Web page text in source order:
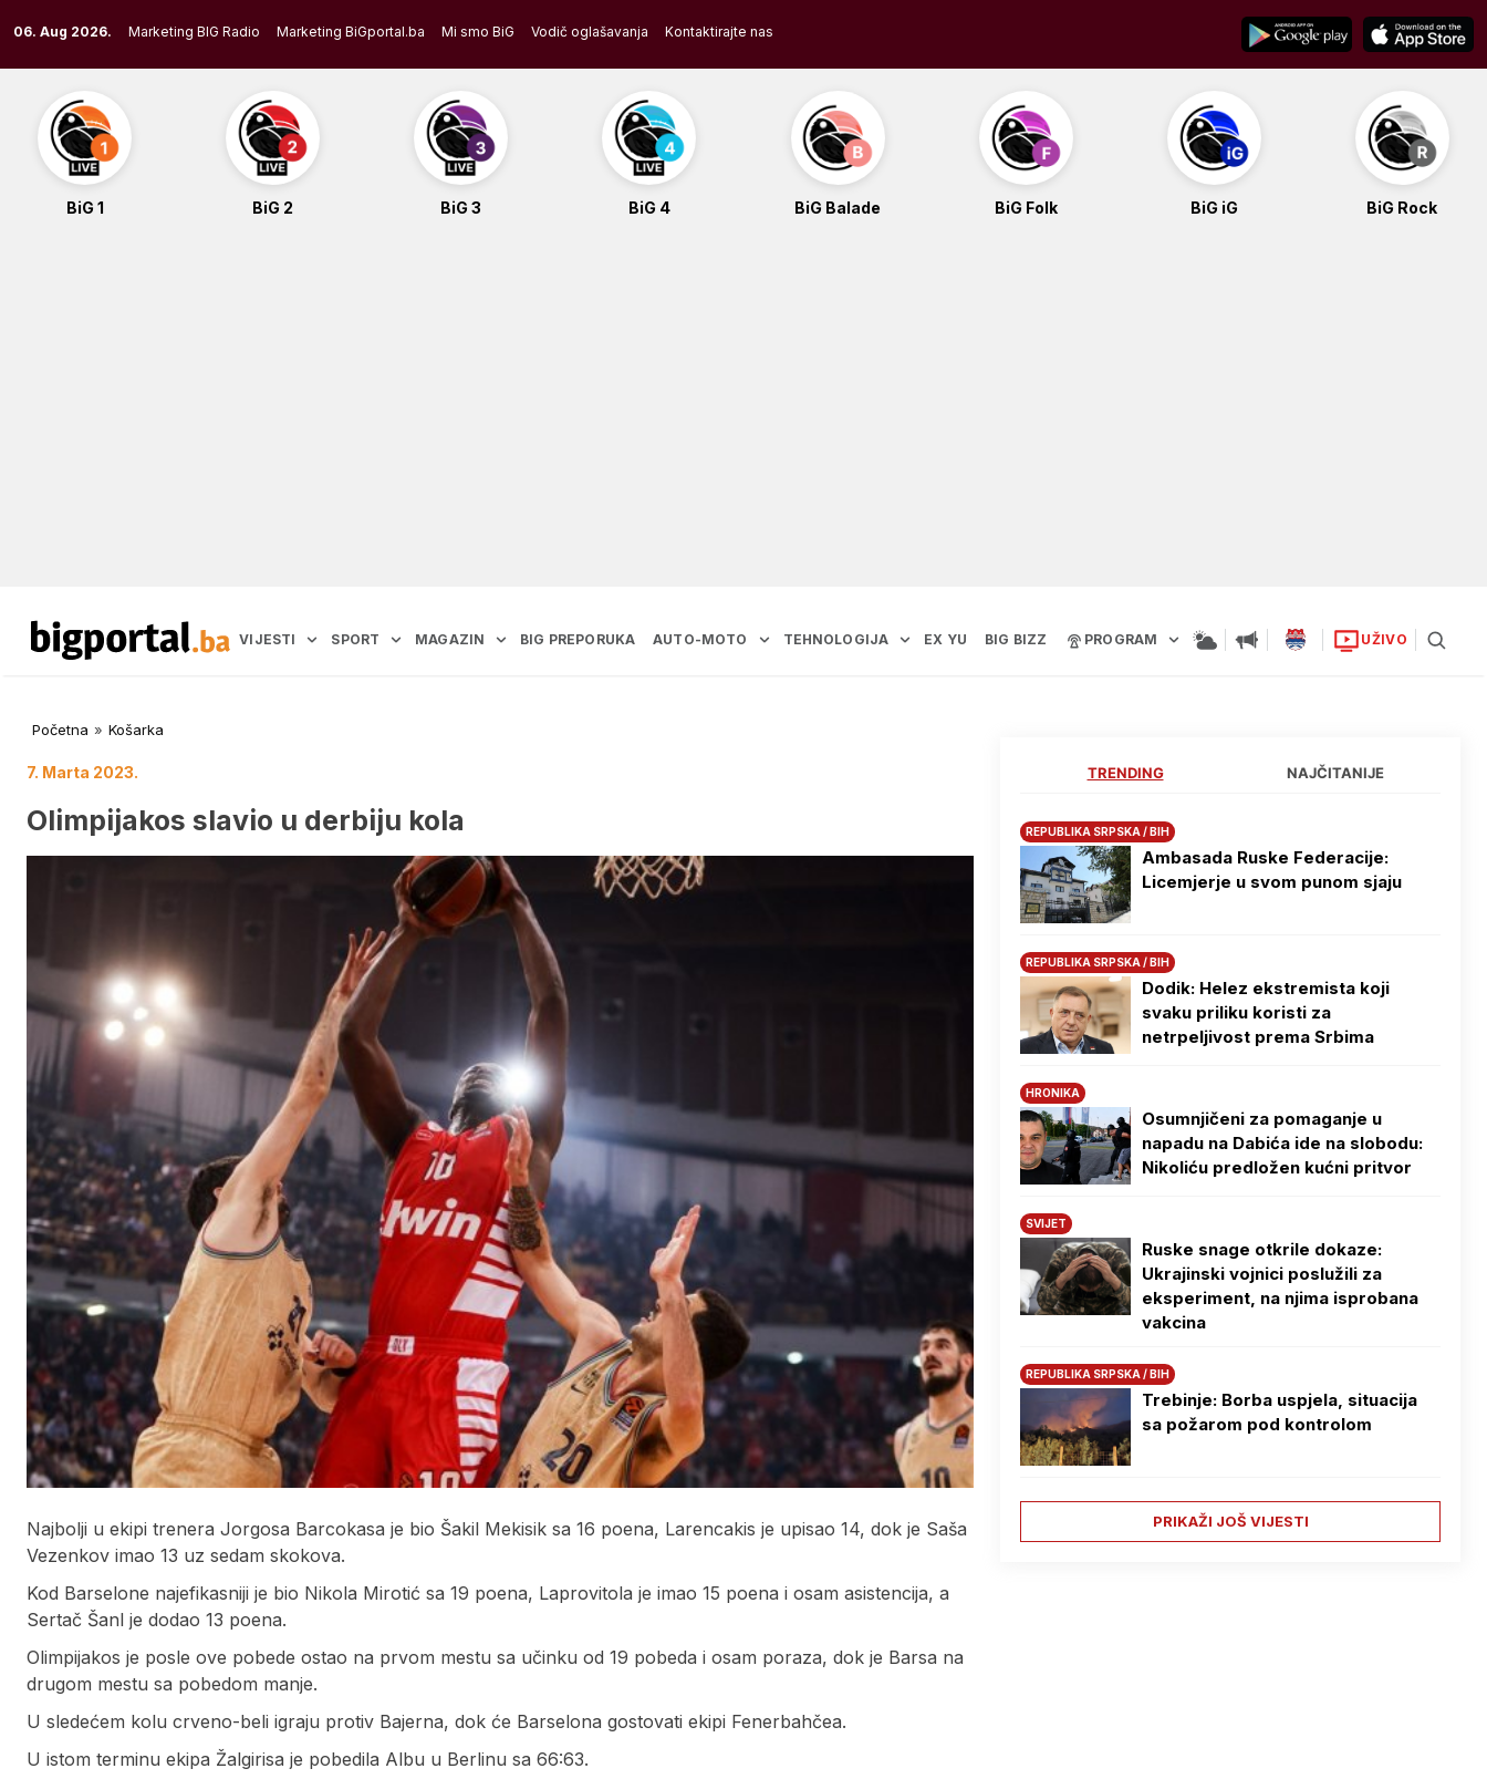
to
content
06. Aug 2026. Marketing BIG Radio Marketing BiGportal.ba Mi smo BiG Vodič oglašavanja Kontaktirajte nas
BiG 1 BiG 2 BiG 3 BiG 4 BiG Balade BiG Folk BiG iG BiG Rock
VIJESTI SPORT MAGAZIN BIG PREPORUKA AUTO-MOTO TEHNOLOGIJA EX YU BIG BIZZ PROGRAM UŽIVO
Početna » Košarka
7. Marta 2023.
Olimpijakos slavio u derbiju kola
Najbolji u ekipi trenera Jorgosa Barcokasa je bio Šakil Mekisik sa 16 poena, Larencakis je upisao 14, dok je Saša
Vezenkov imao 13 uz sedam skokova.
Kod Barselone najefikasniji je bio Nikola Mirotić sa 19 poena, Laprovitola je imao 15 poena i osam asistencija, a
Sertač Šanl je dodao 13 poena.
Olimpijakos je posle ove pobede ostao na prvom mestu sa učinku od 19 pobeda i osam poraza, dok je Barsa na
drugom mestu sa pobedom manje.
U sledećem kolu crveno-beli igraju protiv Bajerna, dok će Barselona gostovati ekipi Fenerbahčea.
U istom terminu ekipa Žalgirisa je pobedila Albu u Berlinu sa 66:63.
TRENDING NAJČITANIJE
REPUBLIKA SRPSKA / BIH
Ambasada Ruske Federacije:
Licemjerje u svom punom sjaju
REPUBLIKA SRPSKA / BIH
Dodik: Helez ekstremista koji
svaku priliku koristi za
netrpeljivost prema Srbima
HRONIKA
Osumnjičeni za pomaganje u
napadu na Dabića ide na slobodu:
Nikoliću predložen kućni pritvor
SVIJET
Ruske snage otkrile dokaze:
Ukrajinski vojnici poslužili za
eksperiment, na njima isprobana
vakcina
REPUBLIKA SRPSKA / BIH
Trebinje: Borba uspjela, situacija
sa požarom pod kontrolom
PRIKAŽI JOŠ VIJESTI